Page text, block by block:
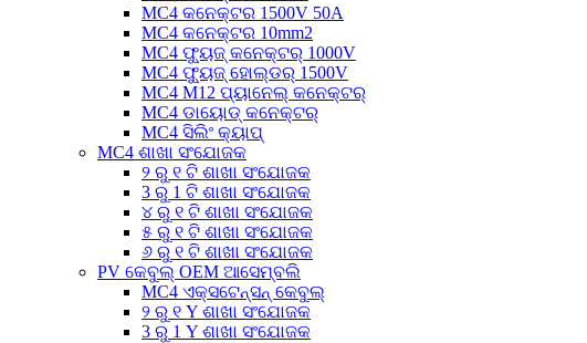
MC4 କନେକ୍ଟର 1500V 50A
MC4 କନେକ୍ଟର 10mm2
MC4 ଫ୍ୟୁଜ୍ କନେକ୍ଟର୍ 1000V
MC4 ଫ୍ୟୁଜ୍ ହୋଲ୍ଡର୍ 1500V
MC4 M12 ପ୍ୟାନେଲ୍ କନେକ୍ଟର୍
MC4 ଡାୟୋଡ୍ କନେକ୍ଟର୍
MC4 ସିଲିଂ କ୍ୟାପ୍
MC4 ଶାଖା ସଂଯୋଜକ
୨ ରୁ ୧ ଟି ଶାଖା ସଂଯୋଜକ
3 ରୁ 1 ଟି ଶାଖା ସଂଯୋଜକ
୪ ରୁ ୧ ଟି ଶାଖା ସଂଯୋଜକ
୫ ରୁ ୧ ଟି ଶାଖା ସଂଯୋଜକ
୬ ରୁ ୧ ଟି ଶାଖା ସଂଯୋଜକ
PV କେବୁଲ୍ OEM ଆସେମ୍ବଲି
MC4 ଏକ୍ସଟେନ୍ସନ୍ କେବୁଲ୍
୨ ରୁ ୧ Y ଶାଖା ସଂଯୋଜକ
3 ରୁ 1 Y ଶାଖା ସଂଯୋଜକ